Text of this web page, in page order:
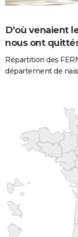
D'où venaient
nous ont
Répartition des
département de